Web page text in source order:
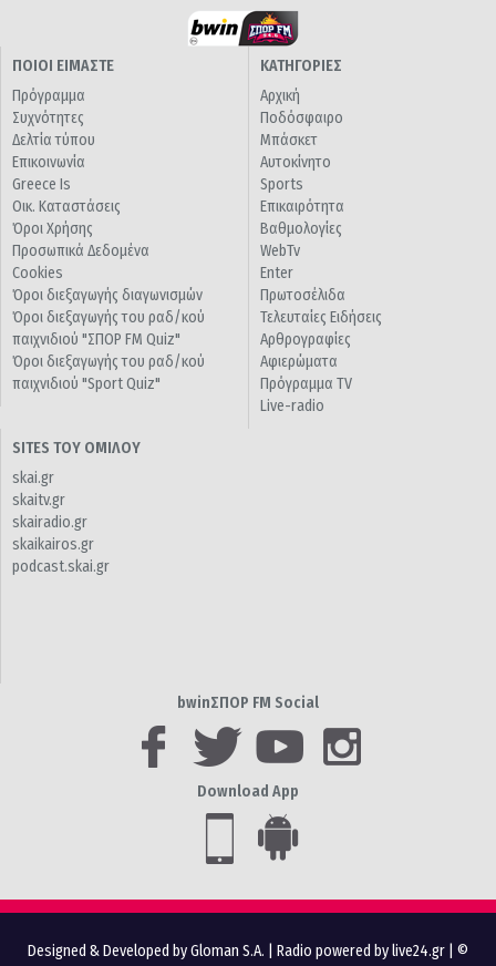
ΠΟΙΟΙ ΕΙΜΑΣΤΕ
Πρόγραμμα
Συχνότητες
Δελτία τύπου
Επικοινωνία
Greece Is
Οικ. Καταστάσεις
Όροι Χρήσης
Προσωπικά Δεδομένα
Cookies
Όροι διεξαγωγής διαγωνισμών
Όροι διεξαγωγής του ραδ/κού
παιχνιδιού "ΣΠΟΡ FM Quiz"
Όροι διεξαγωγής του ραδ/κού
παιχνιδιού "Sport Quiz"
ΚΑΤΗΓΟΡΙΕΣ
Αρχική
Ποδόσφαιρο
Μπάσκετ
Αυτοκίνητο
Sports
Επικαιρότητα
Βαθμολογίες
WebTv
Enter
Πρωτοσέλιδα
Τελευταίες Ειδήσεις
Αρθρογραφίες
Αφιερώματα
Πρόγραμμα TV
Live-radio
SITES ΤΟΥ ΟΜΙΛΟΥ
skai.gr
skaitv.gr
skairadio.gr
skaikairos.gr
podcast.skai.gr
bwinΣΠΟΡ FM Social
Download App
Designed & Developed by Gloman S.A. Radio powered by live24.gr | ©